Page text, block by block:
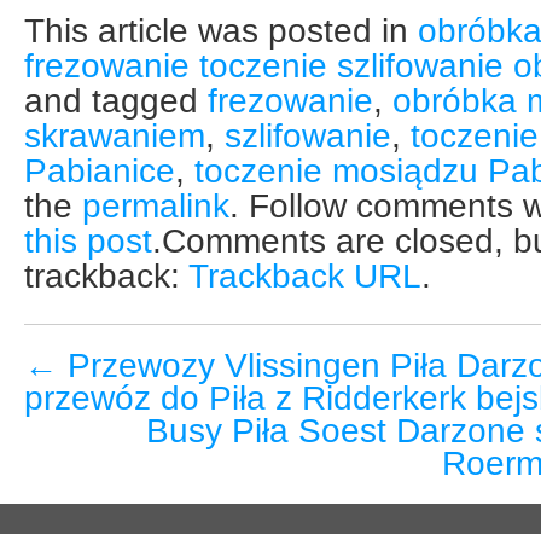
This article was posted in
frezowanie toczenie szlifowanie
and tagged frezowanie, obróbka
skrawaniem, szlifowanie, toczenie
Pabianice, toczenie mosiądzu
the permalink. Follow comments
this post.Comments are closed,
trackback: Trackback URL.
← Przewozy Vlissingen Piła
przewóz do Piła z Ridderkerk
Busy Piła Soest Darzone